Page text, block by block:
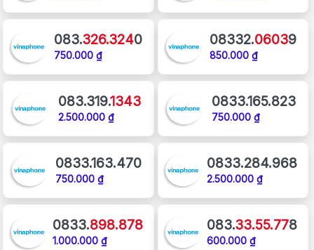
083.326.3240
750.000 ₫
08332.06039
850.000 ₫
083.319.1343
2.500.000 ₫
0833.165.823
750.000 ₫
0833.163.470
750.000 ₫
0833.284.968
2.500.000 ₫
0833.898.878
1.000.000 ₫
083.33.55.778
600.000 ₫